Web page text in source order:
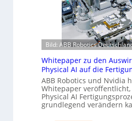
r
u
n
g
a
c
h
I
E
t
g
l
o
b
a
e
s
T
n
o
m
e
L
ö
s
u
n
g
Bild: ABB Robotics
Whitepaper zu den
Physical AI auf die
ABB Robotics und Nvidia
Whitepaper veröffentlicht,
Physical AI
grundlegend verändern